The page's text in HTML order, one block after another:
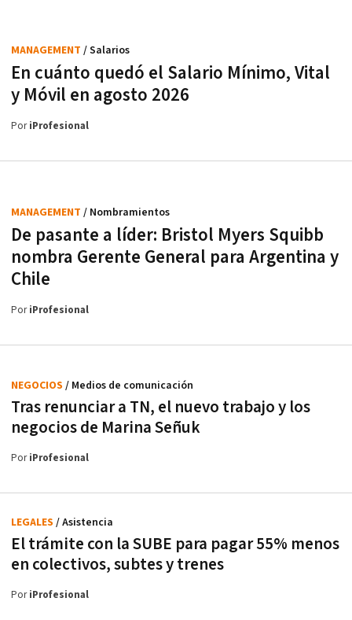
En cuánto quedó el Salario Mínimo, Vital
y Móvil en agosto 2026
MANAGEMENT / Salarios
PoriProfesional
De pasante a líder: Bristol Myers Squibb
nombra Gerente General para Argentina y
Chile
MANAGEMENT / Nombramientos
PoriProfesional
Tras renunciar a TN, el nuevo trabajo y los
negocios de Marina Señuk
NEGOCIOS / Medios de comunicación
PoriProfesional
El trámite con la SUBE para pagar 55% menos
en colectivos, subtes y trenes
LEGALES / Asistencia
PoriProfesional